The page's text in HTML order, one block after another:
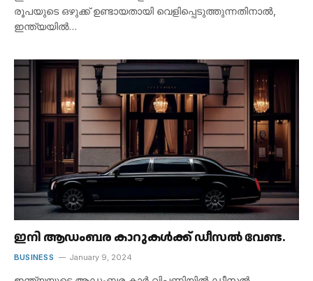
രൂപയുടെ ഒഴുക്ക് ഉണ്ടായതായി വെളിപ്പെടുത്തുന്നതിനാൽ,
ഇന്ത്യയിൽ…
ഇനി ആഡംബര കാറുകൾക്ക് ഡീസൽ വേണ്ട.
BUSINESS January 9, 2024